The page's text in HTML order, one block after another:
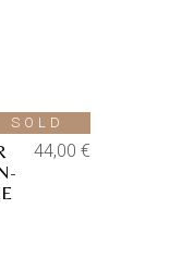
SOLD
44,00 €